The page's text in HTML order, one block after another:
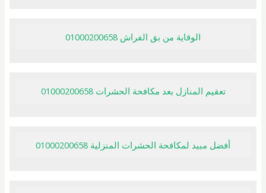
الوقاية من بق الفراش 01000200658
تعقيم المنازل بعد مكافحة الحشرات 01000200658
أفضل مبيد لمكافحة الحشرات المنزلية 01000200658